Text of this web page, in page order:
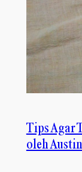
Tips Agar
oleh